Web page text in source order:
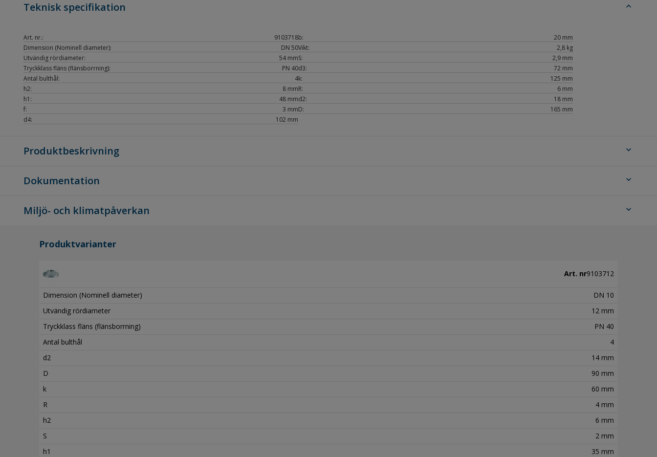
Teknisk specifikation expand_less
Art. nr.:
9103718
Dimension (Nominell diameter):
DN 50
Utvändig rördiameter:
54 mm
Tryckklass fläns (flänsborrning):
PN 40
Antal bulthål:
4
h2:
8 mm
h1:
48 mm
f:
3 mm
d4:
102 mm
b:
20 mm
Vikt:
2,8 kg
S:
2,9 mm
d3:
72 mm
k:
125 mm
R:
6 mm
d2:
18 mm
D:
165 mm
Produktbeskrivning expand_more
Dokumentation expand_more
Miljö- och klimatpåverkan expand_more
Produktvarianter
Art. nr9103712
Dimension (Nominell diameter)
DN 10
Utvändig rördiameter
12 mm
Tryckklass fläns (flänsborrning)
PN 40
Antal bulthål
4
d2
14 mm
D
90 mm
k
60 mm
R
4 mm
h2
6 mm
S
2 mm
h1
35 mm